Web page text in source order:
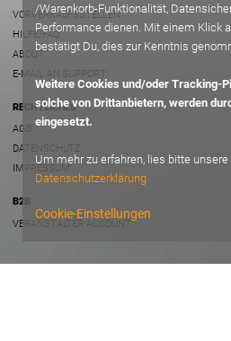
VORVERKAUFSSTELLEN
HILFE/FAQ
ABOUT
E-MAIL AN SUPPORT
RECHTLICHES
AGB
DATENSCHUTZ
IMPRESSUM
B2B
VERANSTALTER ACCOUNT
/Warenkorb-Funktionalität,
Performance dienen. Mit einem Klick
bestätigt Du, dies zur Kenntnis
Weitere Cookies und/oder Tracking-
solche von Drittanbietern, werden
eingesetzt.
Um mehr zu erfahren, lies bitte unsere
Datenschutzerklärung
Cookie-Einstellungen